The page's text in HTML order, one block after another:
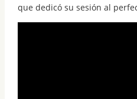
que dedicó su sesión al